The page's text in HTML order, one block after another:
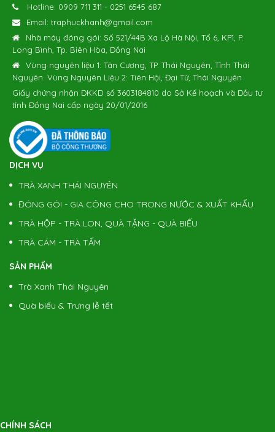
Bộ Trà Móc Câu Thượng Hạng 800g
Giá: (1) 650.000 đ
Bộ Hộp Quà Trà Nõn Tôm Hảo Hạng 400g
Giá:(1) 550.000 đ
Trà Thái Nguyên - Nõn Tôm 5 sao
Giá:(1) 900.000 đ/kg
Trà Thái Nguyên - Nõn Tôm 3 Sao
Giá: (1) 600.000 đ/kg
Hotline: 0909 711 311 - 0251 6545 687
Email: traphuckhanh@gmail.com
Nhà máy đóng gói: Số 521/44B Xa Lộ Hà Nội, Tổ 6, KP1, P.
Long Bình, Tp. Biên Hòa, Đồng Nai
Vùng nguyên liệu 1: Tân Cương, TP. Thái Nguyên, Tỉnh Thái
Nguyên. Vùng Nguyên Liệu 2: Tiên Hội, Đại Từ, Thái Nguyên
Giấy chứng nhận ĐKKD số 3603184810 do Sở Kế hoạch và Đầu tư
tỉnh Đồng Nai cấp ngày 20/01/2016
DỊCH VỤ
TRÀ XANH THÁI NGUYÊN
ĐÓNG GÓI - GIA CÔNG CHO TRONG NƯỚC & XUẤT KHẨU
TRÀ HỘP - TRÀ LON, QUÀ TẶNG - QUÀ BIẾU
TRÀ CÁM - TRÀ TẤM
SẢN PHẨM
Trà Xanh Thái Nguyên
Quà biếu & Trưng lễ tết
CHÍNH SÁCH